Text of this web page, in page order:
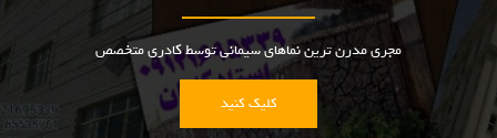
مجری مدرن ترین نماهای سیمانی توسط کادری متخصص
کلیک کنید